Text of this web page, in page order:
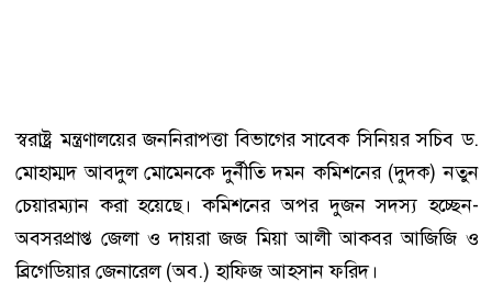
স্বরাষ্ট্র মন্ত্রণালয়ের জননিরাপত্তা বিভাগের সাবেক সিনিয়র সচিব ড.
মোহাম্মদ আবদুল মোমেনকে দুর্নীতি দমন কমিশনের (দুদক) নতুন
চেয়ারম্যান করা হয়েছে। কমিশনের অপর দুজন সদস্য হচ্ছেন-
অবসরপ্রাপ্ত জেলা ও দায়রা জজ মিয়া আলী আকবর আজিজি ও
ব্রিগেডিয়ার জেনারেল (অব.) হাফিজ আহসান ফরিদ।